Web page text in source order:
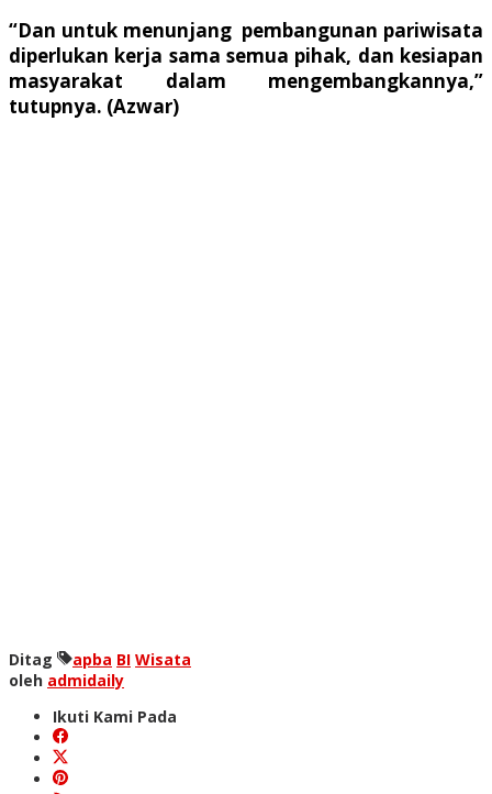
“Dan untuk menunjang pembangunan pariwisata
diperlukan kerja sama semua pihak, dan kesiapan
masyarakat dalam mengembangkannya,”
tutupnya. (Azwar)
Ditag apba BI Wisata
oleh admidaily
Ikuti Kami Pada